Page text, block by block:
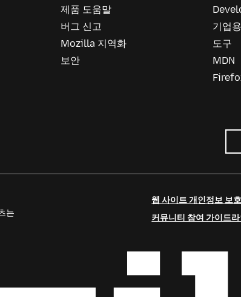
제품 도움말
버그 신고
Mozilla 지역화
보안
기업용
도구
MDN
는
웹 사이트 개인정보 보
커뮤니티 참여 가이드